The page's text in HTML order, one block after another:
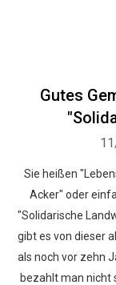
Gutes
Sie heißen
Acker" oder
"Solidarische
gibt es von dieser
als noch vor zehn
bezahlt man nicht